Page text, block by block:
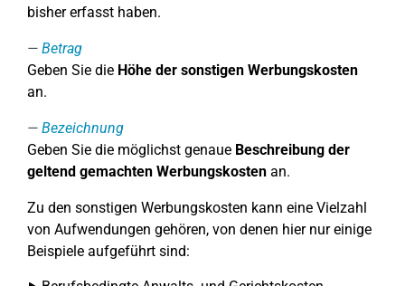
bisher erfasst haben.
Betrag
Geben Sie die Höhe der sonstigen Werbungskosten
an.
Bezeichnung
Geben Sie die möglichst genaue Beschreibung der
geltend gemachten Werbungskosten an.
Zu den sonstigen Werbungskosten kann eine Vielzahl
von Aufwendungen gehören, von denen hier nur einige
Beispiele aufgeführt sind: